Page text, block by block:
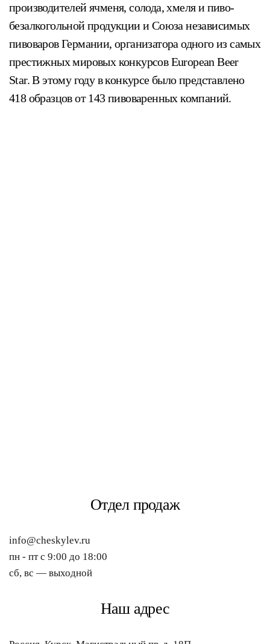
производителей ячменя, солода, хмеля и пиво-
безалкогольной продукции и Союза независимых
пивоваров Германии, организатора одного из самых
престижных мировых конкурсов European Beer
Star. В этому году в конкурсе было представлено
418 образцов от 143 пивоваренных компаний.
Отдел продаж
info@cheskylev.ru
пн - пт с 9:00 до 18:00
сб, вс — выходной
Наш адрес